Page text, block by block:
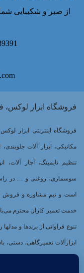
از صبر و شکیبایی
فروشگاه ابزار لوکس،
فروشگاه اینترنتی ابزار لوکس
مکانیکی، ابزار آلات
تنظیم تایمینگ، آچار
سوسماری، روغنی و … در
است و تیم مشاوره و فروش
خدمت تعمیر کاران محترم
تنوع فراوانی از برندها و
ابزارآلات تعمیرگاهی، دستی،